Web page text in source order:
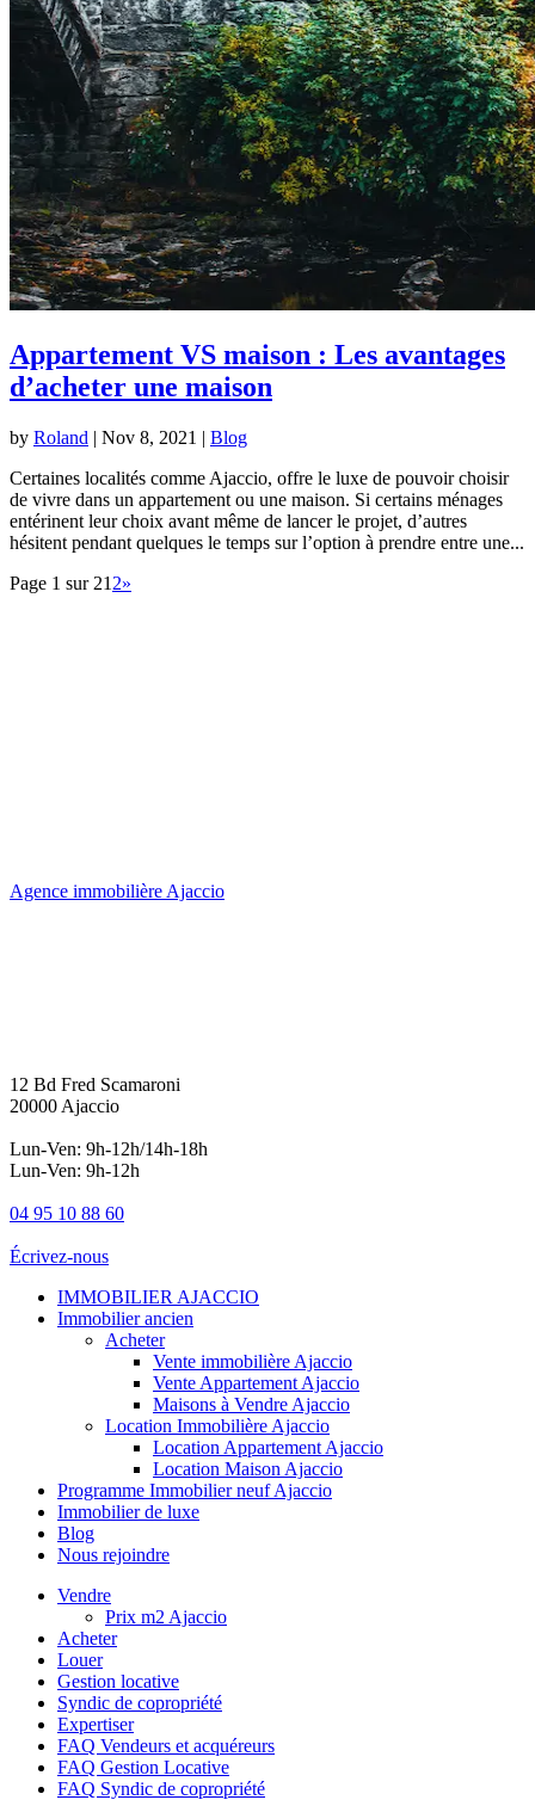
Appartement VS maison : Les avantages
d’acheter une maison
by Roland | Nov 8, 2021 | Blog
Certaines localités comme Ajaccio, offre le luxe de pouvoir choisir
de vivre dans un appartement ou une maison. Si certains ménages
entérinent leur choix avant même de lancer le projet, d’autres
hésitent pendant quelques le temps sur l’option à prendre entre une...
Page 1 sur 21 2»
Agence immobilière Ajaccio
12 Bd Fred Scamaroni
20000 Ajaccio
Lun-Ven: 9h-12h/14h-18h
Lun-Ven: 9h-12h
04 95 10 88 60
Écrivez-nous
IMMOBILIER AJACCIO
Immobilier ancien
Acheter
Vente immobilière Ajaccio
Vente Appartement Ajaccio
Maisons à Vendre Ajaccio
Location Immobilière Ajaccio
Location Appartement Ajaccio
Location Maison Ajaccio
Programme Immobilier neuf Ajaccio
Immobilier de luxe
Blog
Nous rejoindre
Vendre
Prix m2 Ajaccio
Acheter
Louer
Gestion locative
Syndic de copropriété
Expertiser
FAQ Vendeurs et acquéreurs
FAQ Gestion Locative
FAQ Syndic de copropriété